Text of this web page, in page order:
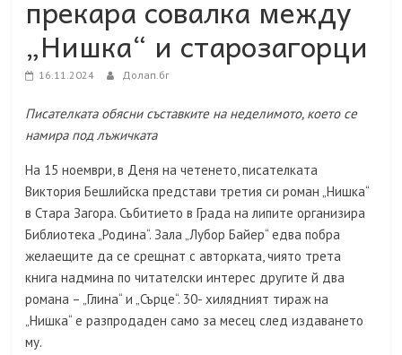
прекара совалка между
„Нишка“ и старозагорци
16.11.2024 Долап.бг
Писателката обясни съставките на неделимото, което се
намира под лъжичката
На 15 ноември, в Деня на четенето, писателката
Виктория Бешлийска представи третия си роман „Нишка“
в Стара Загора. Събитието в Града на липите организира
Библиотека „Родина“. Зала „Лубор Байер“ едва побра
желаещите да се срещнат с авторката, чиято трета
книга надмина по читателски интерес другите й два
романа – „Глина“ и „Сърце“. 30- хилядният тираж на
„Нишка“ е разпродаден само за месец след издаването
му.